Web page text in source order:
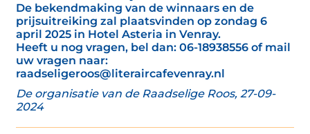
De bekendmaking van de winnaars en de
prijsuitreiking zal plaatsvinden op zondag 6
april 2025 in Hotel Asteria in Venray.
Heeft u nog vragen, bel dan: 06-18938556 of mail
uw vragen naar:
raadseligeroos@literaircafevenray.nl
De organisatie van de Raadselige Roos, 27-09-
2024